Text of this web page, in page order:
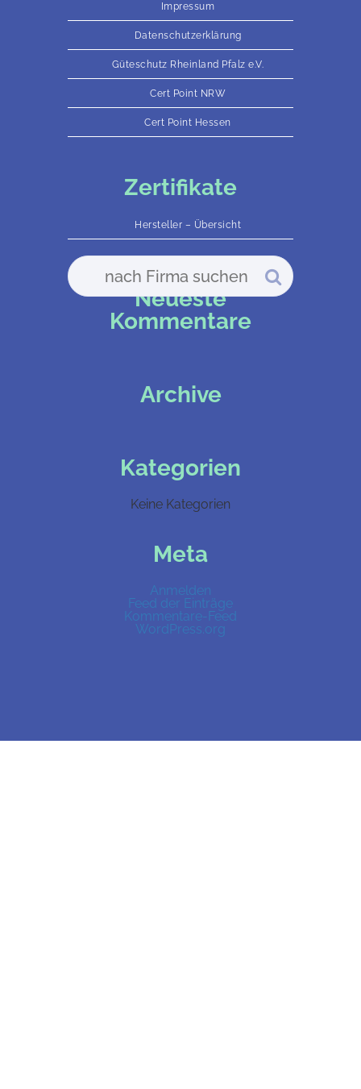
Impressum
Datenschutzerklärung
Güteschutz Rheinland Pfalz e.V.
Cert Point NRW
Cert Point Hessen
Zertifikate
Hersteller – Übersicht
Neueste
Kommentare
Archive
Kategorien
Keine Kategorien
Meta
Anmelden
Feed der Einträge
Kommentare-Feed
WordPress.org